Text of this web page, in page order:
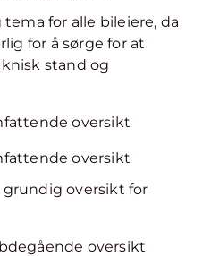
for alle bileiere, da
for å sørge for at
stand og
oversikt
oversikt
oversikt for
oversikt